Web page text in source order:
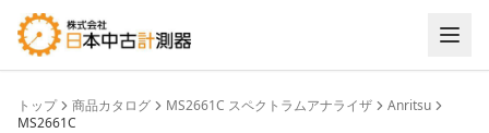
トップ 商品カタログ MS2661C スペクトラムアナライザ
Anritsu
MS2661C